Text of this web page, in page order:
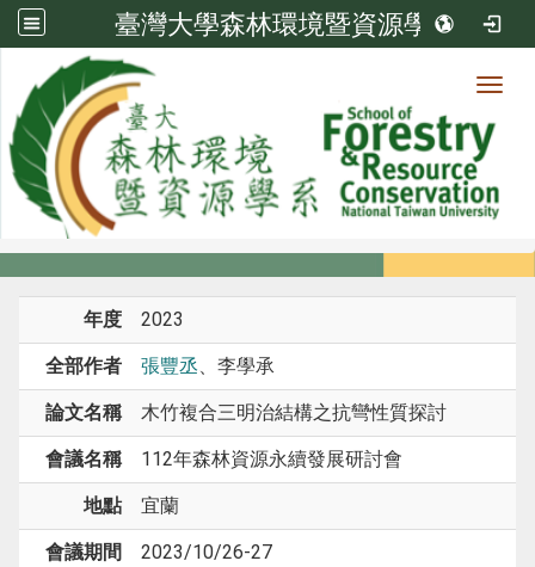
臺灣大學森林環境暨資源學系
系所成員
系所成員
年度 2023
全部作者 張豐丞、李學承
論文名稱 木竹複合三明治結構之抗彎性質探討
會議名稱 112年森林資源永續發展研討會
地點 宜蘭
會議期間 2023/10/26-27